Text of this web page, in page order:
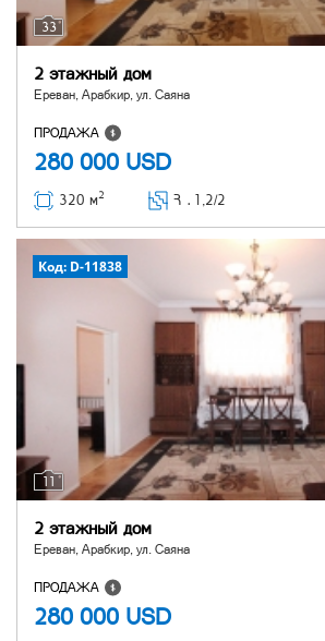
33
2 этажный дом
Ереван, Арабкир, ул. Саяна
ПРОДАЖА
280 000 USD
320 м2 Հ ․ 1,2/2
11
Код: D-11838
2 этажный дом
Ереван, Арабкир, ул. Саяна
ПРОДАЖА
280 000 USD